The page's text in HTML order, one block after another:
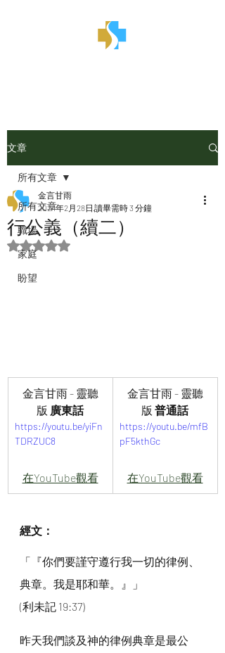
文章
所有文章
職場
家庭
盼望
所有文章
行公義（續二）
金言甘雨
2024年2月28日 讀畢需時 3 分鐘
評等為 NaN（最高為 5 顆星）。
金言甘雨 - 靈聽
版 廣東話
https://youtu.be/yiFn
TDRZUC8
在YouTube觀看
金言甘雨 - 靈聽
版 普通話
https://youtu.be/mfB
pF5kthGc
在YouTube觀看
經文：
「『你們要謹守遵行我一切的律例、
典章。我是耶和華。』」
(利未記 19:37)
昨天我們談及神的律例典章是最公